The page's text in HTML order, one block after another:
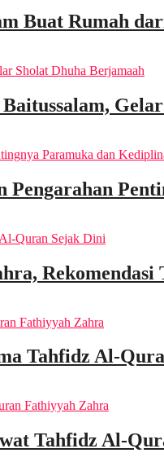
Buat Rumah
Rekomendasi
Tahfidz Al-
Tahfidz Al-